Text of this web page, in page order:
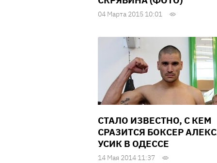
04 Марта 2015 10:01
СТАЛО ИЗВЕСТНО, С КЕМ
СРАЗИТСЯ БОКСЕР
УСИК В ОДЕССЕ
14 Мая 2014 11:37